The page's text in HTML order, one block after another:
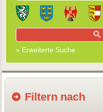
» Erweiterte Suche
Filtern nach